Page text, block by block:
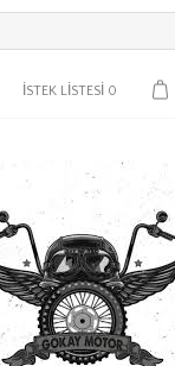
İSTEK LISTESI 0